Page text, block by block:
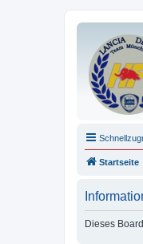
Startseite
Dieses